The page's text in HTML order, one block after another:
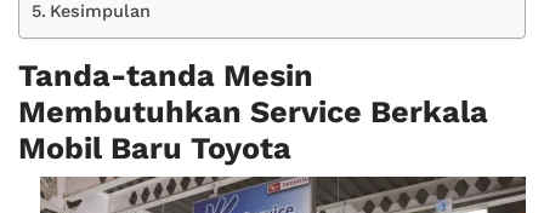
Kesimpulan
Tanda-tanda Mesin
Membutuhkan Service Berkala
Mobil Baru Toyota